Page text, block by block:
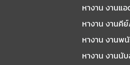
หางาน งานแ
หางาน งานคี
หางาน งานพ
หางาน งานนั